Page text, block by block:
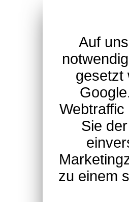
Auf
gesetzt
Sie
zu einem